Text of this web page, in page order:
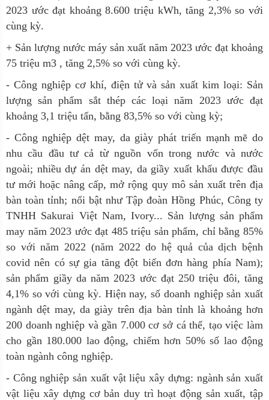
2023 ước đạt khoảng 8.600 triệu kWh, tăng 2,3% so với
cùng kỳ.
+ Sản lượng nước máy sản xuất năm 2023 ước đạt khoảng
75 triệu m3 , tăng 2,5% so với cùng kỳ.
- Công nghiệp cơ khí, điện tử và sản xuất kim loại: Sản
lượng sản phẩm sắt thép các loại năm 2023 ước đạt
khoảng 3,1 triệu tấn, bằng 83,5% so với cùng kỳ;
- Công nghiệp dệt may, da giày phát triển mạnh mẽ do
nhu cầu đầu tư cả từ nguồn vốn trong nước và nước
ngoài; nhiều dự án dệt may, da giầy xuất khẩu được đầu
tư mới hoặc nâng cấp, mở rộng quy mô sản xuất trên địa
bàn toàn tỉnh; nổi bật như Tập đoàn Hồng Phúc, Công ty
TNHH Sakurai Việt Nam, Ivory... Sản lượng sản phẩm
may năm 2023 ước đạt 485 triệu sản phẩm, chỉ bằng 85%
so với năm 2022 (năm 2022 do hệ quả của dịch bệnh
covid nên có sự gia tăng đột biến đơn hàng phía Nam);
sản phẩm giầy da năm 2023 ước đạt 250 triệu đôi, tăng
4,1% so với cùng kỳ. Hiện nay, số doanh nghiệp sản xuất
ngành dệt may, da giày trên địa bàn tỉnh là khoảng hơn
200 doanh nghiệp và gần 7.000 cơ sở cá thể, tạo việc làm
cho gần 180.000 lao động, chiếm hơn 50% số lao động
toàn ngành công nghiệp.
- Công nghiệp sản xuất vật liệu xây dựng: ngành sản xuất
vật liệu xây dựng cơ bản duy trì hoạt động sản xuất, tập